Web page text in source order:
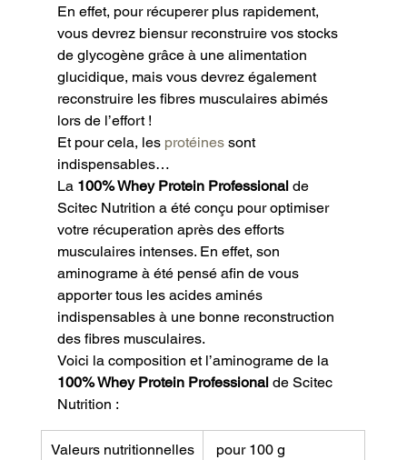
En effet, pour récuperer plus rapidement,
vous devrez biensur reconstruire vos stocks
de glycogène grâce à une alimentation
glucidique, mais vous devrez également
reconstruire les fibres musculaires abimés
lors de l’effort !
Et pour cela, les protéines sont
indispensables…
La 100% Whey Protein Professional de
Scitec Nutrition a été conçu pour optimiser
votre récuperation après des efforts
musculaires intenses. En effet, son
aminograme à été pensé afin de vous
apporter tous les acides aminés
indispensables à une bonne reconstruction
des fibres musculaires.
Voici la composition et l’aminograme de la
100% Whey Protein Professional de Scitec
Nutrition :
Valeurs nutritionnelles pour 100 g